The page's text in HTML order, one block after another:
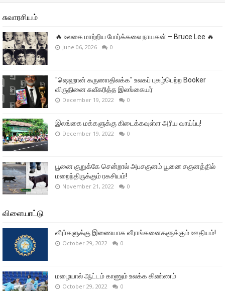
சுவாரசியம்
🔥 உலகை மாற்றிய போர்க்கலை நாயகன் – Bruce Lee 🔥
June 06, 2026 0
"ஷெஹான் கருணாதிலக்க" உலகப் புகழ்பெற்ற Booker
விருதினை சுவீகரித்த இலங்கையர்
December 19, 2022 0
இலங்கை மக்களுக்கு கிடைக்கவுள்ள அரிய வாய்ப்பு!
December 19, 2022 0
பூனை குறுக்கே சென்றால் அபசகுனம் பூனை சகுனத்தில்
மறைந்திருக்கும் ரகசியம்!
November 21, 2022 0
விளையாட்டு
வீரா்களுக்கு இணையாக வீராங்கனைகளுக்கும் ஊதியம்!
October 29, 2022 0
மழையால் ஆட்டம் காணும் உலக்க கிண்ணம்
October 29, 2022 0